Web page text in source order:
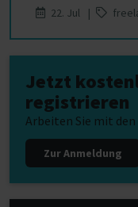
22. Jul |
Jetzt
registrieren
Arbeiten Sie mit
Zur Anmeldung